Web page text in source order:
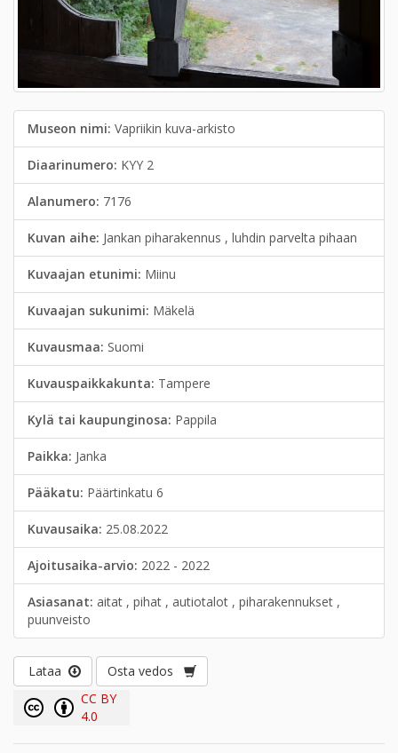
Museon nimi: Vapriikin kuva-arkisto
Diaarinumero: KYY 2
Alanumero: 7176
Kuvan aihe: Jankan piharakennus , luhdin parvelta pihaan
Kuvaajan etunimi: Miinu
Kuvaajan sukunimi: Mäkelä
Kuvausmaa: Suomi
Kuvauspaikkakunta: Tampere
Kylä tai kaupunginosa: Pappila
Paikka: Janka
Pääkatu: Päärtinkatu 6
Kuvausaika: 25.08.2022
Ajoitusaika-arvio: 2022 - 2022
Asiasanat: aitat , pihat , autiotalot , piharakennukset ,
puunveisto
Lataa
Osta vedos
CC BY
4.0